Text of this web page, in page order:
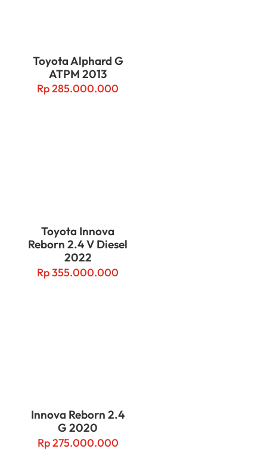
Toyota Alphard G
ATPM 2013
Rp285.000.000
Toyota Innova
Reborn 2.4 V Diesel
2022
Rp355.000.000
Innova Reborn 2.4
G 2020
Rp275.000.000